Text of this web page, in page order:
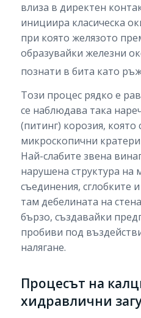
влиза в директен
инициира класическа
при която желязото
образувайки железни
познати в бита като
Този процес рядко е
се наблюдава така
(питинг) корозия, която
микроскопични
Най-слабите звена
нарушена структура на
съединения, сглобките
там дебелината на
бързо, създавайки
пробиви под
налягане.
Процесът на
хидравлични